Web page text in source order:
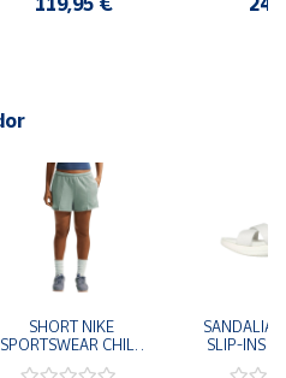
HOMBRE
SHORT NIKE
SPORTSWEAR CHILL
SANDALIAS
SLIP-INS